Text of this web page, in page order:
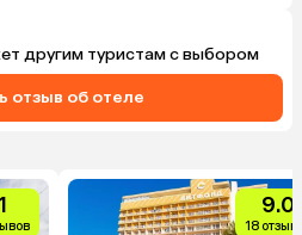
другим туристам с выбором
отзыв об отеле
9.0
18